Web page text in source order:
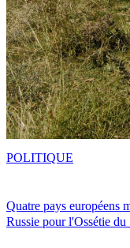
Quatre pays européens
Russie pour l'Ossétie du
POLITIQUE